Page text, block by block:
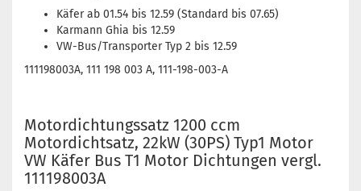
Käfer ab 01.54 bis 12.59 (Standard bis 07.65)
Karmann Ghia bis 12.59
VW-Bus/Transporter Typ 2 bis 12.59
111198003A, 111 198 003 A, 111-198-003-A
Motordichtungssatz 1200 ccm
Motordichtsatz, 22kW (30PS) Typ1 Motor
VW Käfer Bus T1 Motor Dichtungen vergl.
111198003A